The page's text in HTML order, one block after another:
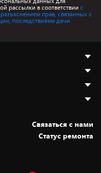
рассылки в соответствии с
прав, связанных с
последствиями дачи
Cвязаться с нами
Статус ремонта